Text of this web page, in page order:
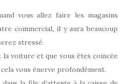
vous allez faire les magasins
commercial, il y aura beaucoup
stressé.
la voiture et que vous êtes coincée
vous énerve profondément.